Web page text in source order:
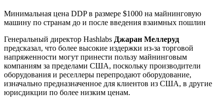
Минимальная цена DDP в размере $1000 на майнинговую
машину по странам до и после введения взаимных пошлин
Генеральный директор Hashlabs Джаран Меллеруд
предсказал, что более высокие издержки из-за торговой
напряженности могут принести пользу майнинговым
компаниям за пределами США, поскольку производители
оборудования и реселлеры перепродают оборудование,
изначально предназначенное для клиентов из США, в другие
юрисдикции по более низким ценам.